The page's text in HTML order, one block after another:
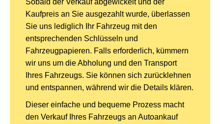
Sobald der Verkauf abgewickelt und der
Kaufpreis an Sie ausgezahlt wurde, überlassen
Sie uns lediglich Ihr Fahrzeug mit den
entsprechenden Schlüsseln und
Fahrzeugpapieren. Falls erforderlich, kümmern
wir uns um die Abholung und den Transport
Ihres Fahrzeugs. Sie können sich zurücklehnen
und entspannen, während wir die Details klären.
Dieser einfache und bequeme Prozess macht
den Verkauf Ihres Fahrzeugs an Autoankauf